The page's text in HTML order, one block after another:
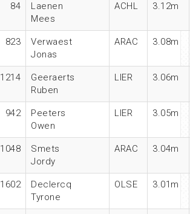
84
Laenen
Mees
ACHL 3.12m
823
Verwaest
Jonas
ARAC 3.08m
1214
Geeraerts
Ruben
LIER 3.06m
942
Peeters
Owen
LIER 3.05m
1048
Smets
Jordy
ARAC 3.04m
1602
Declercq
Tyrone
OLSE 3.01m